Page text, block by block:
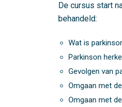
De cursus start
behandeld:
Wat is
Parkinson
Gevolgen van
Omgaan met
Omgaan met